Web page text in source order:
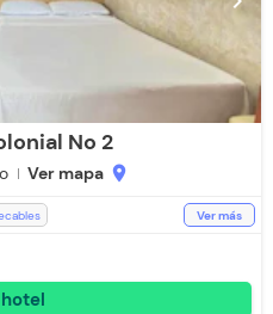
No 2
Ver mapa location_on
Ver más